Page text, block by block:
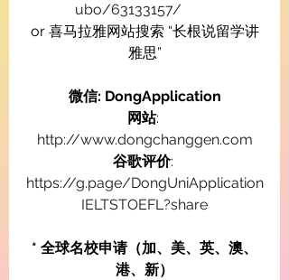
ubo/63133157/
or 喜马拉雅网站搜索 “长根说留学讲
雅思”
微信: DongApplication
网站:
http://www.dongchanggen.com
谷歌评价:
https://g.page/DongUniApplication
IELTSTOEFL?share
* 全球名校申请（加、美、英、澳、
港、新）